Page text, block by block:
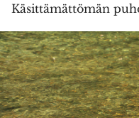
Käsittämättömän